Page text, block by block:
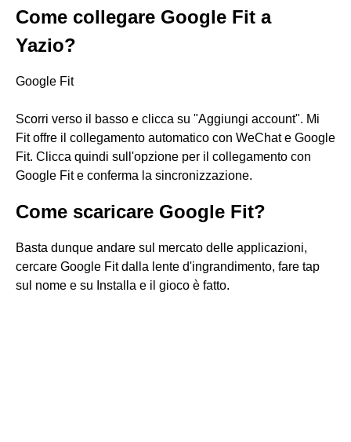
Come collegare Google Fit a
Yazio?
Google Fit
Scorri verso il basso e clicca su "Aggiungi account". Mi
Fit offre il collegamento automatico con WeChat e Google
Fit. Clicca quindi sull'opzione per il collegamento con
Google Fit e conferma la sincronizzazione.
Come scaricare Google Fit?
Basta dunque andare sul mercato delle applicazioni,
cercare Google Fit dalla lente d'ingrandimento, fare tap
sul nome e su Installa e il gioco è fatto.